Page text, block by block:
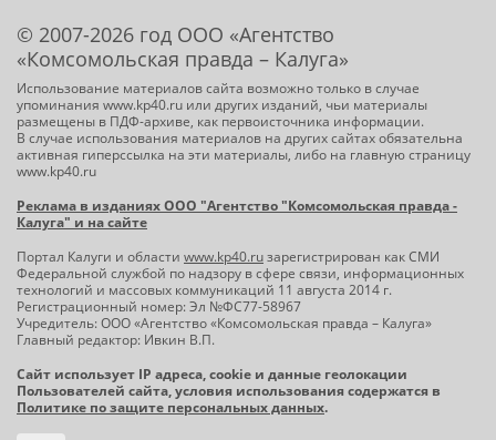
© 2007-2026 год ООО «Агентство
«Комсомольская правда – Калуга»
Использование материалов сайта возможно только в случае
упоминания www.kp40.ru или других изданий, чьи материалы
размещены в ПДФ-архиве, как первоисточника информации.
В случае использования материалов на других сайтах обязательна
активная гиперссылка на эти материалы, либо на главную страницу
www.kp40.ru
Реклама в изданиях ООО "Агентство "Комсомольская правда -
Калуга" и на сайте
Портал Калуги и области www.kp40.ruзарегистрирован как СМИ
Федеральной службой по надзору в сфере связи, информационных
технологий и массовых коммуникаций 11 августа 2014 г.
Регистрационный номер: Эл №ФС77-58967
Учредитель: ООО «Агентство «Комсомольская правда – Калуга»
Главный редактор: Ивкин В.П.
Сайт использует IP адреса, cookie и данные геолокации
Пользователей сайта, условия использования содержатся в
Политике по защите персональных данных.